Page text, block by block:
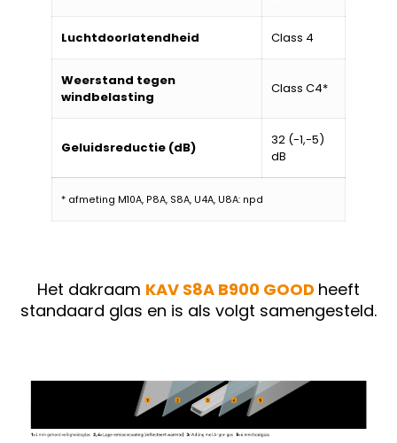
Luchtdoorlatendheid Class 4
Weerstand tegen
windbelasting
Class C4*
Geluidsreductie (dB)
32 (-1,-5)
dB
* afmeting M10A, P8A, S8A, U4A, U8A: npd
Het dakraam KAV S8A B900 GOOD heeft
standaard glas en is als volgt samengesteld.